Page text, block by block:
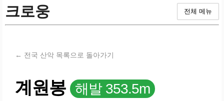
크로웅 전체 메뉴
← 전국 산악 목록으로 돌아가기
계원봉 해발 353.5m